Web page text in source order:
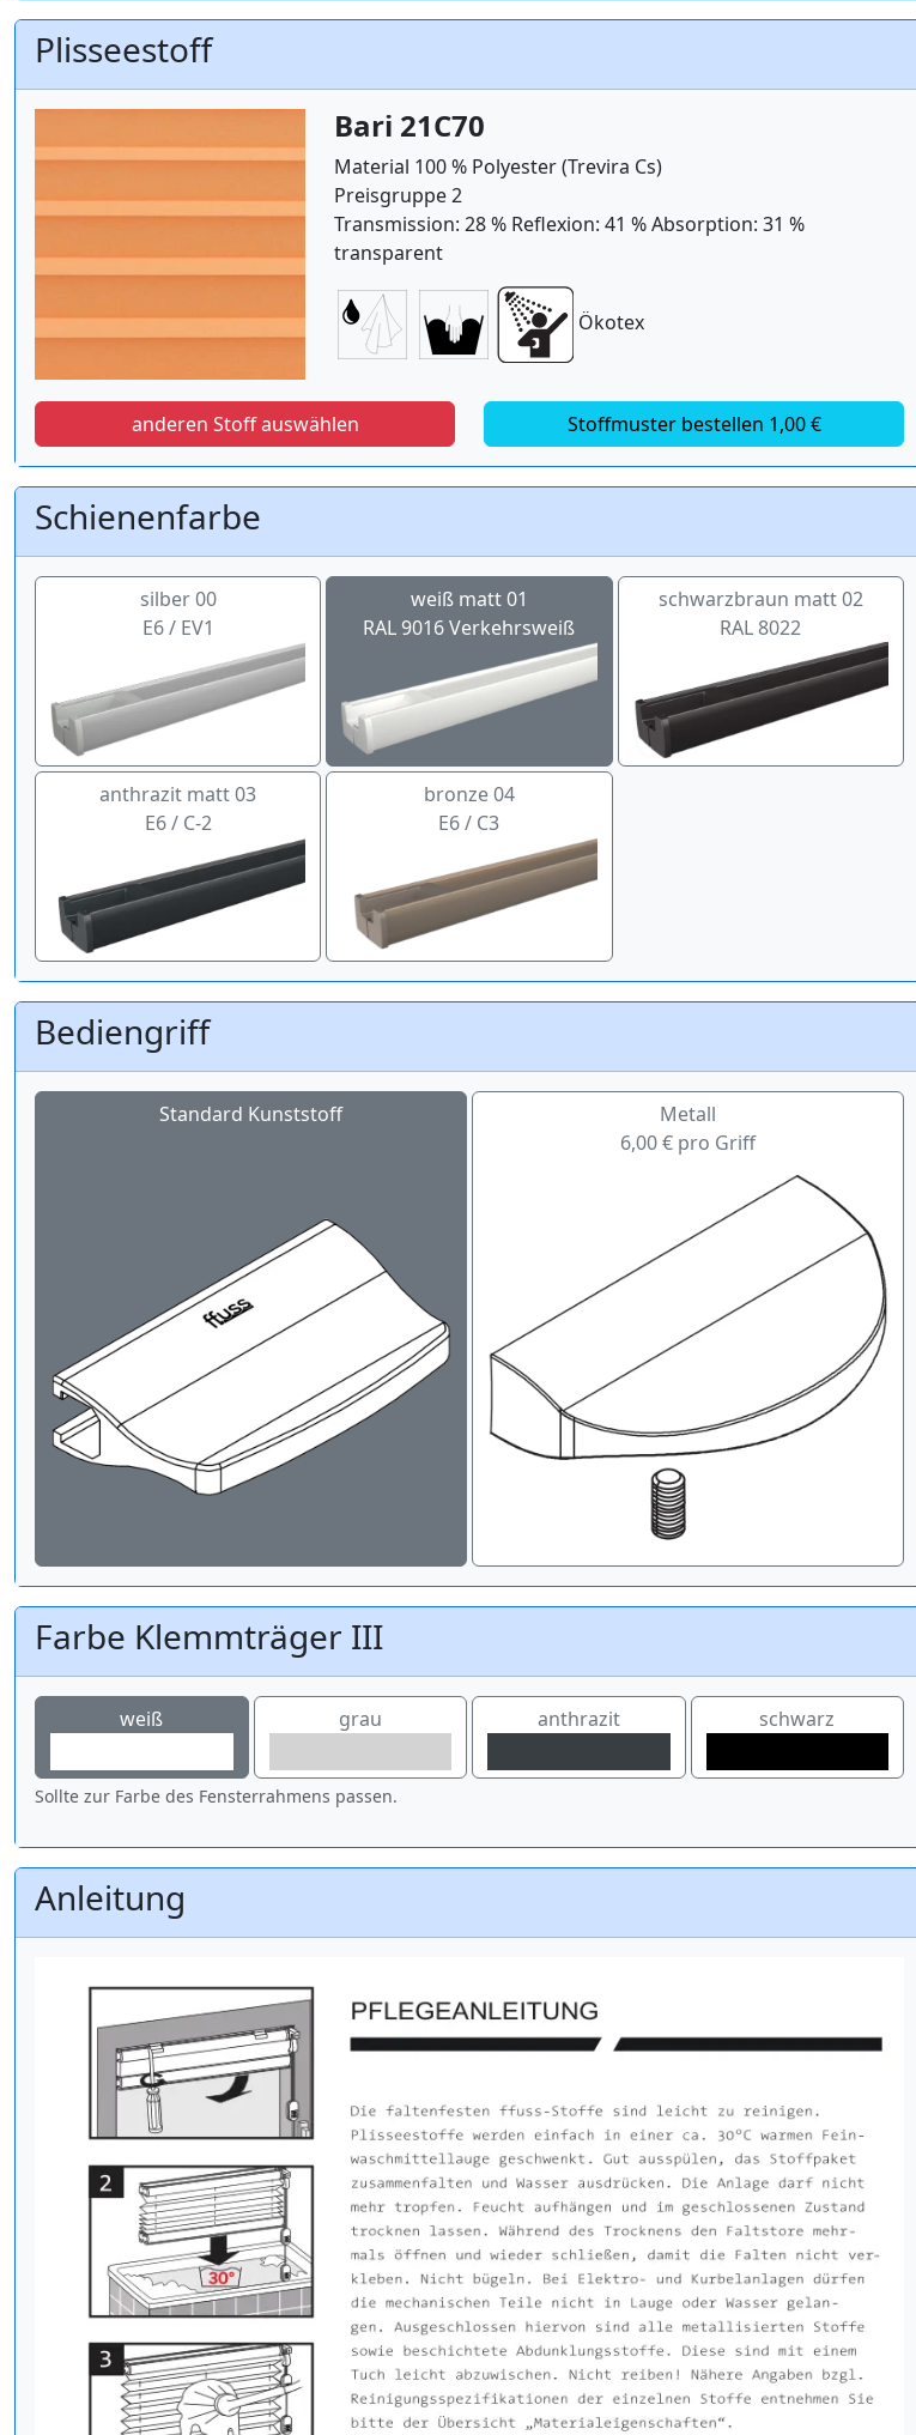
Plisseestoff
Bari 21C70
Material 100 % Polyester (Trevira Cs)
Preisgruppe 2
Transmission: 28 % Reflexion: 41 % Absorption: 31 %
transparent
Ökotex
anderen Stoff auswählen Stoffmuster bestellen 1,00 €
Schienenfarbe
silber 00
E6 / EV1
weiß matt 01
RAL 9016 Verkehrsweiß
schwarzbraun matt 02
RAL 8022
anthrazit matt 03
E6 / C-2
bronze 04
E6 / C3
Bediengriff
Standard Kunststoff
Metall
6,00 € pro Griff
Farbe Klemmträger III
weiß grau anthrazit schwarz
Sollte zur Farbe des Fensterrahmens passen.
Anleitung